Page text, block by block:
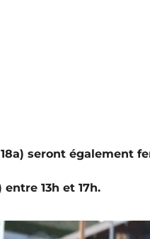
seront également
13h et 17h.